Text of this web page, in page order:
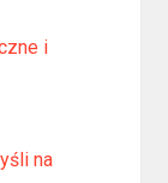
i
na